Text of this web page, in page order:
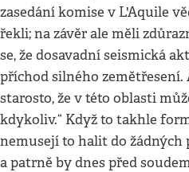
zasedání komise v L'Aquile
řekli; na závěr ale měli
se, že dosavadní seismická
příchod silného zemětřesení.
starosto, že v této oblasti
kdykoliv.“ Když to takhle
nemusejí to halit do žádných
a patrně by dnes před